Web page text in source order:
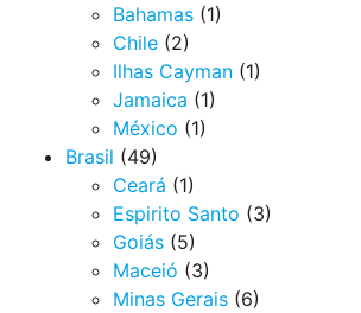
Bahamas (1)
Chile (2)
Ilhas Cayman (1)
Jamaica (1)
México (1)
Brasil (49)
Ceará (1)
Espirito Santo (3)
Goiás (5)
Maceió (3)
Minas Gerais (6)